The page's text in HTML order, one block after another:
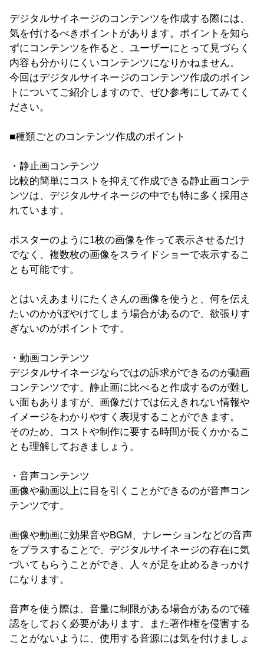
デジタルサイネージのコンテンツを作成する際には、
気を付けるべきポイントがあります。ポイントを知ら
ずにコンテンツを作ると、ユーザーにとって見づらく
内容も分かりにくいコンテンツになりかねません。
今回はデジタルサイネージのコンテンツ作成のポイン
トについてご紹介しますので、ぜひ参考にしてみてく
ださい。
■種類ごとのコンテンツ作成のポイント
・静止画コンテンツ
比較的簡単にコストを抑えて作成できる静止画コンテ
ンツは、デジタルサイネージの中でも特に多く採用さ
れています。
ポスターのように1枚の画像を作って表示させるだけ
でなく、複数枚の画像をスライドショーで表示するこ
とも可能です。
とはいえあまりにたくさんの画像を使うと、何を伝え
たいのかがぼやけてしまう場合があるので、欲張りす
ぎないのがポイントです。
・動画コンテンツ
デジタルサイネージならではの訴求ができるのが動画
コンテンツです。静止画に比べると作成するのが難し
い面もありますが、画像だけでは伝えきれない情報や
イメージをわかりやすく表現することができます。
そのため、 コストや制作に要する時間が長くかかるこ
とも理解しておきましょう。
・音声コンテンツ
画像や動画以上に目を引くことができるのが音声コン
テンツです。
画像や動画に効果音やBGM、ナレーションなどの音声
をプラスすることで、デジタルサイネージの存在に気
づいてもらうことができ、人々が足を止めるきっかけ
になります。
音声を使う際は、音量に制限がある場合があるので確
認をしておく必要があります。また著作権を侵害する
ことがないように、使用する音源には気を付けましょ